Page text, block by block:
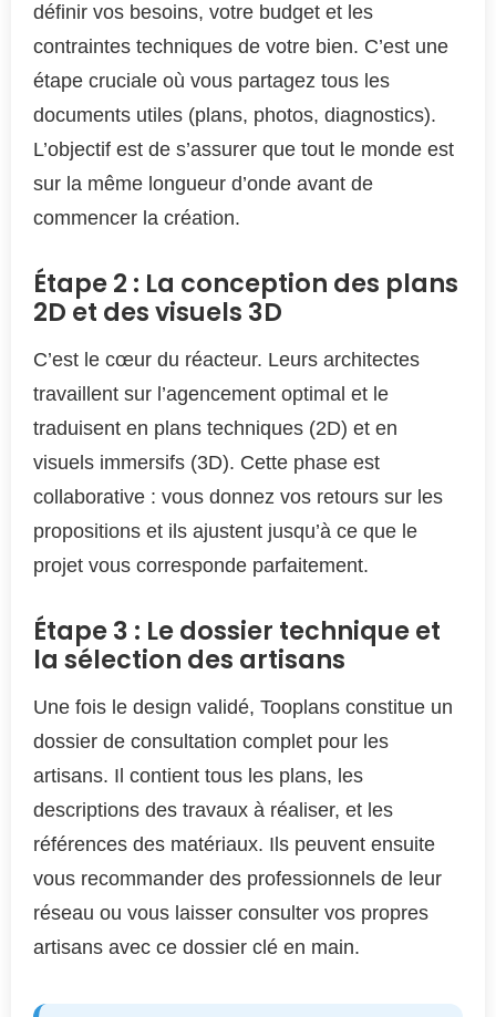
définir vos besoins, votre budget et les
contraintes techniques de votre bien. C’est une
étape cruciale où vous partagez tous les
documents utiles (plans, photos, diagnostics).
L’objectif est de s’assurer que tout le monde est
sur la même longueur d’onde avant de
commencer la création.
Étape 2 : La conception des plans
2D et des visuels 3D
C’est le cœur du réacteur. Leurs architectes
travaillent sur l’agencement optimal et le
traduisent en plans techniques (2D) et en
visuels immersifs (3D). Cette phase est
collaborative : vous donnez vos retours sur les
propositions et ils ajustent jusqu’à ce que le
projet vous corresponde parfaitement.
Étape 3 : Le dossier technique et
la sélection des artisans
Une fois le design validé, Tooplans constitue un
dossier de consultation complet pour les
artisans. Il contient tous les plans, les
descriptions des travaux à réaliser, et les
références des matériaux. Ils peuvent ensuite
vous recommander des professionnels de leur
réseau ou vous laisser consulter vos propres
artisans avec ce dossier clé en main.